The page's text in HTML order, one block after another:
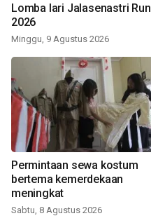
Lomba lari Jalasenastri Run
2026
Minggu, 9 Agustus 2026
Permintaan sewa kostum
bertema kemerdekaan
meningkat
Sabtu, 8 Agustus 2026